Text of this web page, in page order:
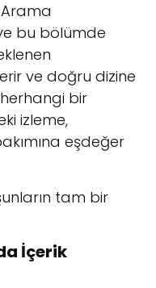
bu bölümde
ve doğru dizine
bir
izleme,
eşdeğer
tam bir
İçerik